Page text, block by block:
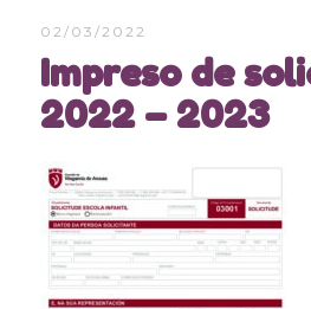
02/03/2022
Impreso de
2022 – 2023